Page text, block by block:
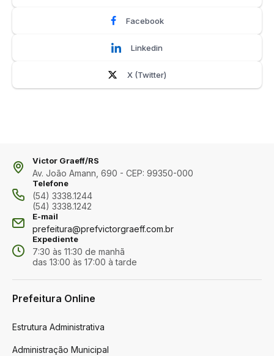
Facebook
Linkedin
X (Twitter)
Victor Graeff/RS
Av. João Amann, 690 - CEP: 99350-000
Telefone
(54) 3338.1244
(54) 3338.1242
E-mail
prefeitura@prefvictorgraeff.com.br
Expediente
7:30 às 11:30 de manhã
das 13:00 às 17:00 à tarde
Prefeitura Online
Estrutura Administrativa
Administração Municipal